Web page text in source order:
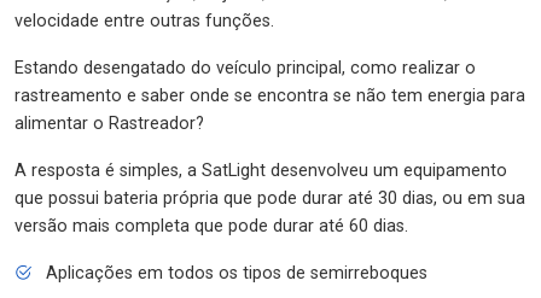
velocidade entre outras funções.
Estando desengatado do veículo principal, como realizar o
rastreamento e saber onde se encontra se não tem energia para
alimentar o Rastreador?
A resposta é simples, a SatLight desenvolveu um equipamento
que possui bateria própria que pode durar até 30 dias, ou em sua
versão mais completa que pode durar até 60 dias.
Aplicações em todos os tipos de semirreboques